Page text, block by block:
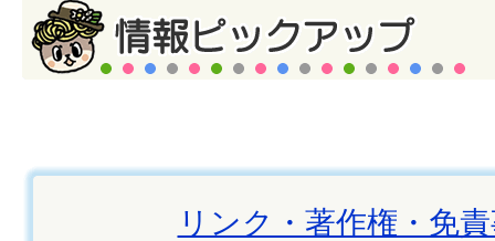
リンク・著作権・免